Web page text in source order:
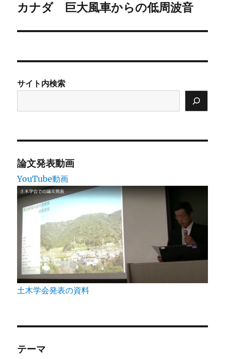
ー
シ
次
投
カナダ 巨大風車からの低周波音
サイト内検索
論文発表動画
YouTube動画
土木学会発表の資料
テーマ